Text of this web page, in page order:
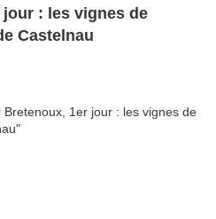
: les vignes de
Castelnau